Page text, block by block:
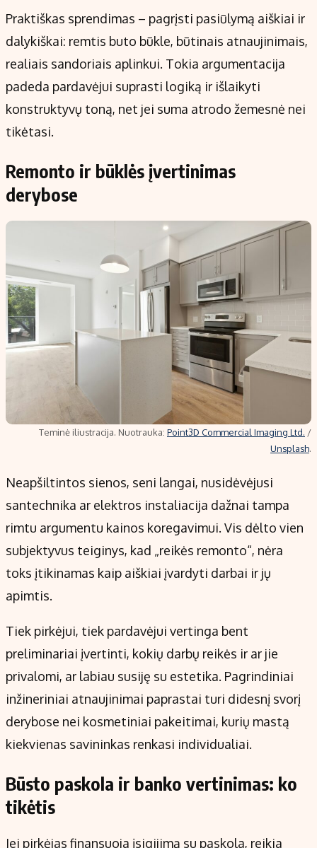
Praktiškas sprendimas – pagrįsti pasiūlymą aiškiai ir
dalykiškai: remtis buto būkle, būtinais atnaujinimais,
realiais sandoriais aplinkui. Tokia argumentacija
padeda pardavėjui suprasti logiką ir išlaikyti
konstruktyvų toną, net jei suma atrodo žemesnė nei
tikėtasi.
Remonto ir būklės įvertinimas
derybose
Teminė iliustracija. Nuotrauka: Point3D Commercial Imaging Ltd. /
Unsplash.
Neapšiltintos sienos, seni langai, nusidėvėjusi
santechnika ar elektros instaliacija dažnai tampa
rimtu argumentu kainos koregavimui. Vis dėlto vien
subjektyvus teiginys, kad „reikės remonto“, nėra
toks įtikinamas kaip aiškiai įvardyti darbai ir jų
apimtis.
Tiek pirkėjui, tiek pardavėjui vertinga bent
preliminariai įvertinti, kokių darbų reikės ir ar jie
privalomi, ar labiau susiję su estetika. Pagrindiniai
inžineriniai atnaujinimai paprastai turi didesnį svorį
derybose nei kosmetiniai pakeitimai, kurių mastą
kiekvienas savininkas renkasi individualiai.
Būsto paskola ir banko vertinimas: ko
tikėtis
Jei pirkėjas finansuoja įsigijimą su paskola, reikia